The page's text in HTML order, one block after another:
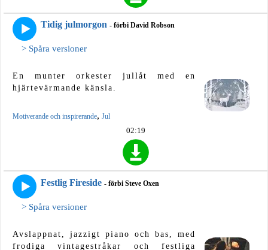
Tidig julmorgon - förbi David Robson
> Spåra versioner
En munter orkester jullåt med en
hjärtevärmande känsla.
Motiverande och inspirerande, Jul
02:19
Festlig Fireside - förbi Steve Oxen
> Spåra versioner
Avslappnat, jazzigt piano och bas, med
frodiga vintagestråkar och festliga